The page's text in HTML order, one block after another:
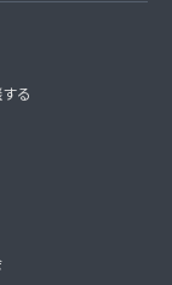
る